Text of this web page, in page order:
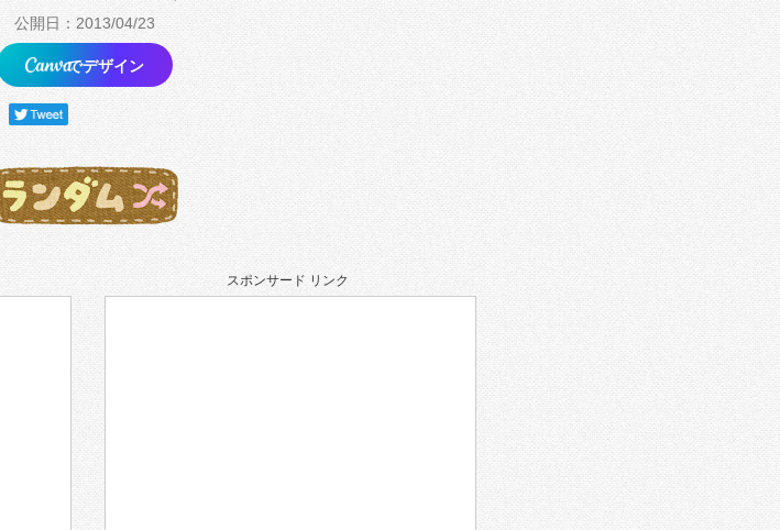
公開日：2013/04/23
でデザイン
スポンサード リンク